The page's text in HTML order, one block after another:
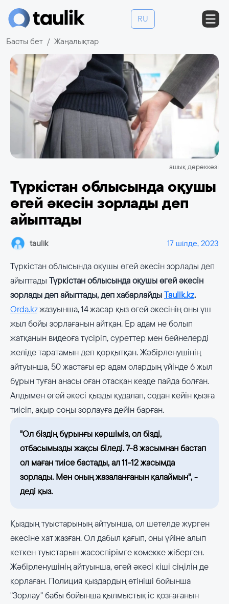
RU
Басты бет Жаңалықтар
ашық дереккөзі
Түркістан облысында оқушы
өгей әкесін зорлады деп
айыптады
taulik 17 шілде, 2023
Түркістан облысында оқушы өгей әкесін зорлады деп
айыптады Түркістан облысында оқушы өгей әкесін
зорлады деп айыптады, деп хабарлайдыTaulik.kz.
Orda.kzжазуынша, 14 жасар қыз өгей әкесінің оны үш
жыл бойы зорлағанын айтқан. Ер адам не болып
жатқанын видеоға түсіріп, суреттер мен бейнелерді
желіде таратамын деп қорқытқан. Жәбірленушінің
айтуынша, 50 жастағы ер адам олардың үйінде 6 жыл
бұрын туған анасы оған отасқан кезде пайда болған.
Алдымен өгей әкесі қызды қудалап, содан кейін қызға
тиісіп, ақыр соңы зорлауға дейін барған.
"Ол біздің бұрынғы көршіміз, ол бізді,
отбасымызды жақсы біледі. 7-8 жасымнан бастап
ол маған тиісе бастады, ал 11-12 жасымда
зорлады. Мен оның жазаланғанын қалаймын", -
деді қыз.
Қыздың туыстарының айтуынша, ол шетелде жүрген
әкесіне хат жазған. Ол дабыл қағып, оны үйіне алып
кеткен туыстарын жасөспірімге көмекке жіберген.
Жәбірленушінің айтуынша, өгей әкесі кіші сіңілін де
қорлаған. Полиция қыздардың өтініші бойынша
"Зорлау" бабы бойынша қылмыстық іс қозғағанын